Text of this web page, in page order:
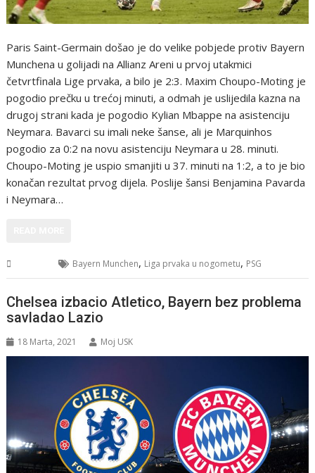
Paris Saint-Germain došao je do velike pobjede protiv Bayern
Munchena u golijadi na Allianz Areni u prvoj utakmici
četvrtfinala Lige prvaka, a bilo je 2:3. Maxim Choupo-Moting je
pogodio prečku u trećoj minuti, a odmah je uslijedila kazna na
drugoj strani kada je pogodio Kylian Mbappe na asistenciju
Neymara. Bavarci su imali neke šanse, ali je Marquinhos
pogodio za 0:2 na novu asistenciju Neymara u 28. minuti.
Choupo-Moting je uspio smanjiti u 37. minuti na 1:2, a to je bio
konačan rezultat prvog dijela. Poslije šansi Benjamina Pavarda
i Neymara…
Bayern Munchen, Liga prvaka u nogometu, PSG
Chelsea izbacio Atletico, Bayern bez problema
savladao Lazio
18 Marta, 2021 Moj USK